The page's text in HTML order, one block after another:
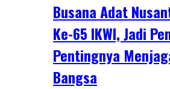
Busana Adat
Ke-65 IKWI, Jadi
Pentingnya
Bangsa